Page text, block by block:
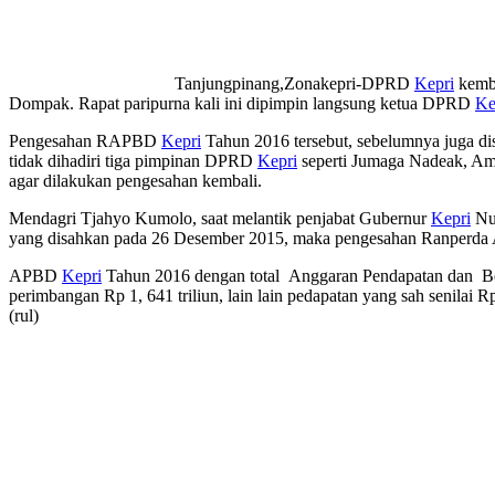
Tanjungpinang,Zonakepri-DPRD Kepri
Dompak. Rapat paripurna kali ini dipimpin langsung ketua DPRD
Pengesahan RAPBD Kepri Tahun 2016 tersebut, sebelumnya juga
tidak dihadiri tiga pimpinan DPRD Kepri seperti Jumaga Nadeak,
agar dilakukan pengesahan kembali.
Mendagri Tjahyo Kumolo, saat melantik penjabat GubernurKepri
yang disahkan pada 26 Desember 2015, maka pengesahan
APBD Kepri Tahun 2016 dengan total Anggaran Pendapatan dan
perimbangan Rp 1, 641 triliun, lain lain pedapatan yang sah senilai
(rul)